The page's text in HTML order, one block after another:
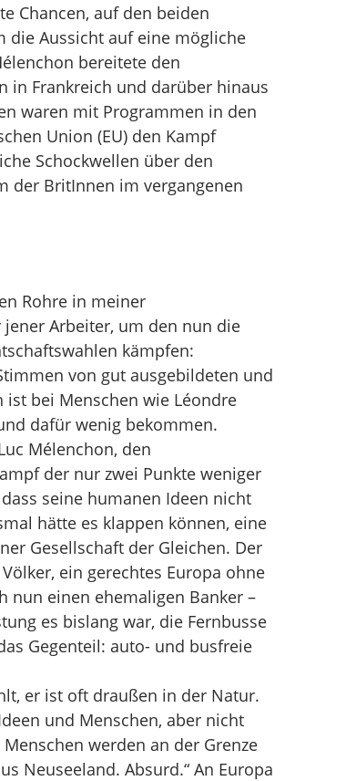
Chancen, auf den beiden
die Aussicht auf eine mögliche
bereitete den
in Frankreich und darüber hinaus
waren mit Programmen in den
Union (EU) den Kampf
Schockwellen über den
der BritInnen im vergangenen
Rohre in meiner
Arbeiter, um den nun die
kämpfen:
von gut ausgebildeten und
ist bei Menschen wie Léondre
dafür wenig bekommen.
Mélenchon, den
der nur zwei Punkte weniger
seine humanen Ideen nicht
hätte es klappen können, eine
Gesellschaft der Gleichen. Der
ein gerechtes Europa ohne
nun einen ehemaligen Banker –
es bislang war, die Fernbusse
Gegenteil: auto- und busfreie
er ist oft draußen in der Natur.
und Menschen, aber nicht
werden an der Grenze
Neuseeland. Absurd.“ An Europa